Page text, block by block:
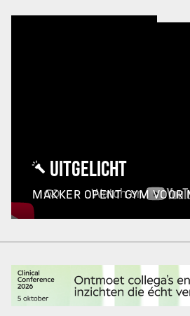
UITGELICHT
MAKKER OPENT GYM VOOR